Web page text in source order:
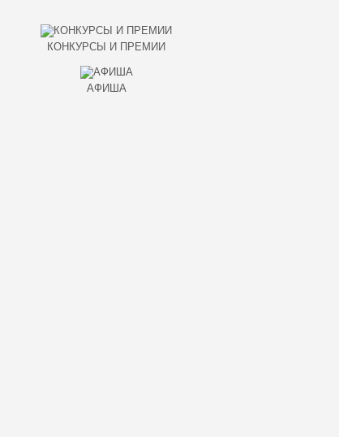
КОНКУРСЫ И ПРЕМИИ
АФИША